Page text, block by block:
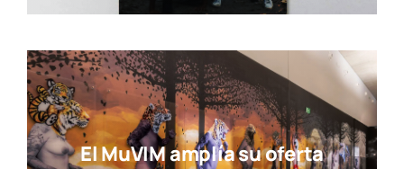
El MuVIM amplía su oferta